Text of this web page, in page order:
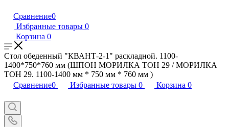
Сравнение0
Избранные товары 0
Корзина 0
Стол обеденный "КВАНТ-2-1" раскладной. 1100-
1400*750*760 мм (ШПОН МОРИЛКА ТОН 29 / МОРИЛКА
ТОН 29. 1100-1400 мм * 750 мм * 760 мм )
Сравнение0 Избранные товары 0 Корзина 0